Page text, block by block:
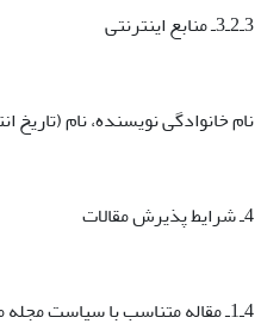
3ـ2ـ3ـ منابع اینترنتی
نام خانوادگی نویسنده، نام
4ـ شرایط پذیرش مقالات
4ـ1ـ مقاله متناسب با سیاست مجله مطالعات اجتماعی ایران باشد.